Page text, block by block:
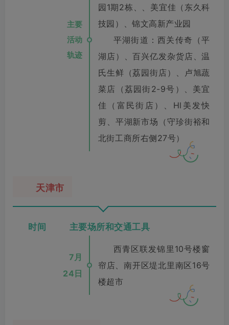
主要
活动
轨迹
园1期2栋、、美宜佳（东久科
技园）、锦文高新产业园
平湖街道：西关传奇（平
湖店）、百兴亿发杂货店、温
氏生鲜（荔园街店）、卢旭蔬
菜店（荔园街2-9号）、美宜
佳（富民街店）、Hl美发快
剪、平湖新市场（守珍街裕和
北街工商所右侧27号）
天津市
时间 主要场所和交通工具
7月
24日
西青区联发锦里10号楼窗
帘店、南开区堤北里南区16号
楼超市